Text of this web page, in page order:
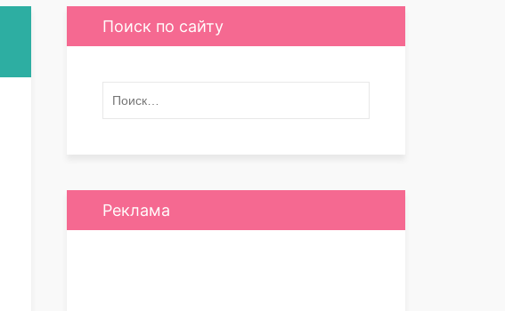
Поиск по сайту
Реклама